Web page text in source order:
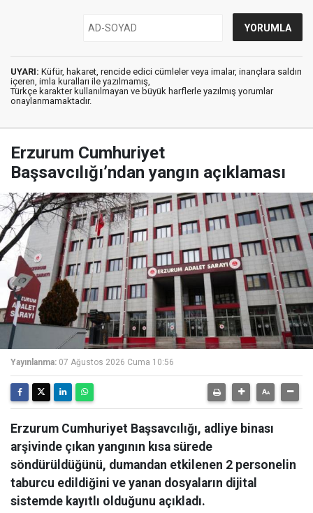
UYARI: Küfür, hakaret, rencide edici cümleler veya imalar, inançlara saldırı
içeren, imla kuralları ile yazılmamış,
Türkçe karakter kullanılmayan ve büyük harflerle yazılmış yorumlar
onaylanmamaktadır.
Erzurum Cumhuriyet
Başsavcılığı’ndan yangın açıklaması
Yayınlanma: 07 Ağustos 2026 Cuma 10:56
Erzurum Cumhuriyet Başsavcılığı, adliye binası
arşivinde çıkan yangının kısa sürede
söndürüldüğünü, dumandan etkilenen 2 personelin
taburcu edildiğini ve yanan dosyaların dijital
sistemde kayıtlı olduğunu açıkladı.